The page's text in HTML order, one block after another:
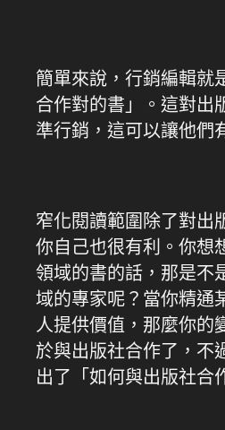
簡單來說，行銷編輯就
合作對的書」。這對出
準行銷，這可以讓他們
窄化閱讀範圍除了對出
你自己也很有利。你想
領域的書的話，那是不
域的專家呢？當你精通
人提供價值，那麼你的
於與出版社合作了，不
出了「如何與出版社合